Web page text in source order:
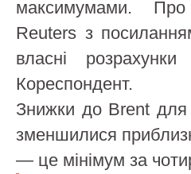
максимумами.
Reuters з
власні
Кореспондент.
Знижки до Brent для
зменшилися
— це мінімум за